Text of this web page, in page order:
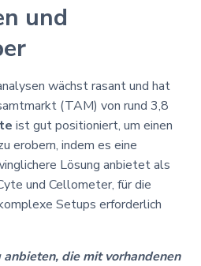
und
wächst rasant und hat
(TAM) von rund 3,8
ist gut positioniert, um einen
erobern, indem es eine
Lösung anbietet als
und Cellometer, für die
Setups erforderlich
die mit vorhandenen